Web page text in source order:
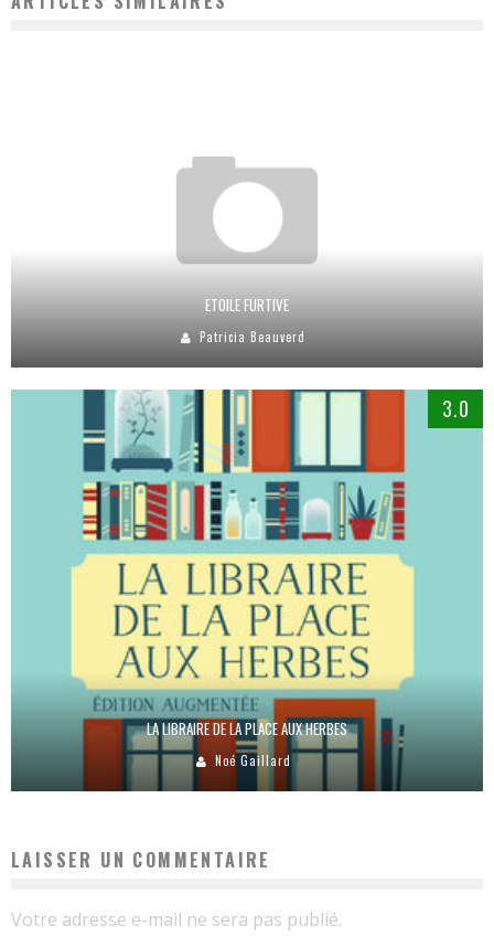
ETOILE FURTIVE
Patricia Beauverd
3.0
LA LIBRAIRE DE LA PLACE AUX HERBES
Noé Gaillard
LAISSER UN COMMENTAIRE
Votre adresse e-mail ne sera pas publié.